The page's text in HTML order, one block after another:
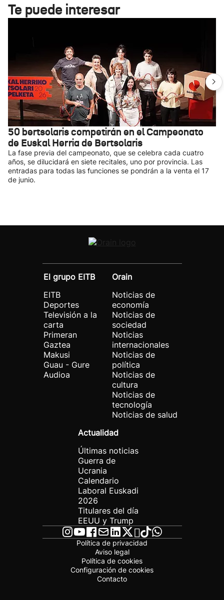
Te puede interesar
50 bertsolaris competirán en el Campeonato
de Euskal Herria de Bertsolaris
La fase previa del campeonato, que se celebra cada cuatro
años, se dilucidará en siete recitales, uno por provincia. Las
entradas para todas las funciones se pondrán a la venta el 17
de junio.
El grupo EITB
EITB
Deportes
Televisión a la
carta
Primeran
Gaztea
Makusi
Guau - Gure
Audioa
Orain
Noticias de
economía
Noticias de
sociedad
Noticias
internacionales
Noticias de
política
Noticias de
cultura
Noticias de
tecnología
Noticias de salud
Actualidad
Últimas noticias
Guerra de
Ucrania
Calendario
Laboral Euskadi
2026
Titulares del día
EEUU y Trump
Política de privacidad
Aviso legal
Política de cookies
Configuración de cookies
Contacto